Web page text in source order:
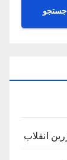
جستجو
انقلاب